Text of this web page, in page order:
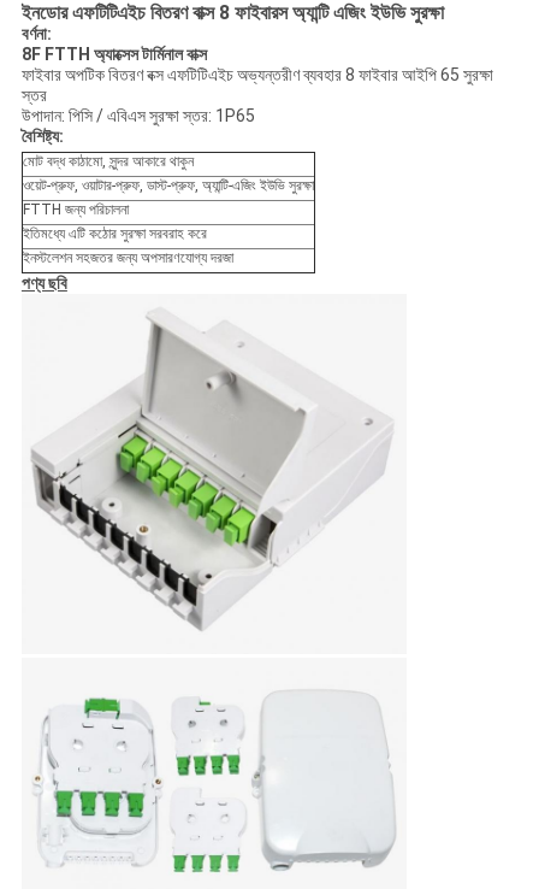
ইনডোর এফটিটিএইচ বিতরণ বাক্স 8 ফাইবারস অ্যান্টি এজিং ইউভি সুরক্ষা
বর্ণনা:
8F FTTH অ্যাক্সেস টার্মিনাল বাক্স
ফাইবার অপটিক বিতরণ বক্স এফটিটিএইচ অভ্যন্তরীণ ব্যবহার 8 ফাইবার আইপি 65 সুরক্ষা
স্তর
উপাদান: পিসি / এবিএস সুরক্ষা স্তর: 1P65
বৈশিষ্ট্য:
মোট বদ্ধ কাঠামো, সুন্দর আকারে থাকুন
ওয়েট-প্রুফ, ওয়াটার-প্রুফ, ডাস্ট-প্রুফ, অ্যান্টি-এজিং ইউভি সুরক্ষা
FTTH জন্য পরিচালনা
ইতিমধ্যে এটি কঠোর সুরক্ষা সরবরাহ করে
ইনস্টলেশন সহজতর জন্য অপসারণযোগ্য দরজা
পণ্য ছবি